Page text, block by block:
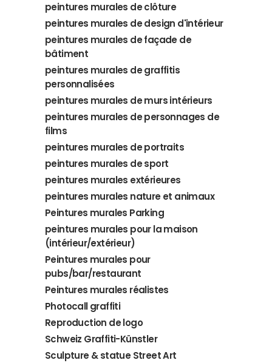
peintures murales de clôture
peintures murales de design d'intérieur
peintures murales de façade de
bâtiment
peintures murales de graffitis
personnalisées
peintures murales de murs intérieurs
peintures murales de personnages de
films
peintures murales de portraits
peintures murales de sport
peintures murales extérieures
peintures murales nature et animaux
Peintures murales Parking
peintures murales pour la maison
(intérieur/extérieur)
Peintures murales pour
pubs/bar/restaurant
Peintures murales réalistes
Photocall graffiti
Reproduction de logo
Schweiz Graffiti-Künstler
Sculpture & statue Street Art